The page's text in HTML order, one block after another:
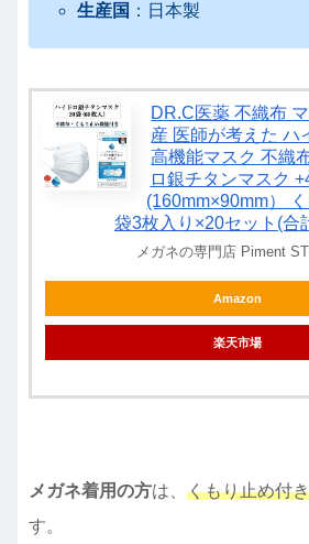
生産国 ：日本製
DR.C医薬 不織布
産 医師が考えた ハ
高機能マスク 不織
ロ銀チタンマスク
(160mm×90mm）
袋3枚入り×20セット(合
メガネの専門店 Piment
Amazon
楽天市場
メガネ着用の方は、 くもり止め付
す。